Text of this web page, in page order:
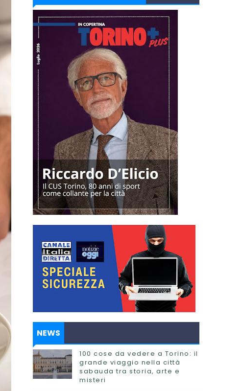
NEWS
100 cose da vedere a Torino: il
grande viaggio nella città
sabauda tra storia, arte e
misteri